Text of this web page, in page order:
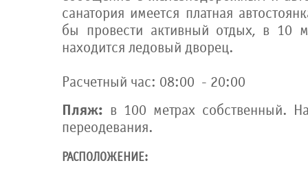
санатория имеется платная
бы провести активный отдых, в 10
находится ледовый дворец.
Расчетный час: 08:00 - 20:00
Пляж: в 100 метрах собственный.
переодевания.
РАСПОЛОЖЕНИЕ: